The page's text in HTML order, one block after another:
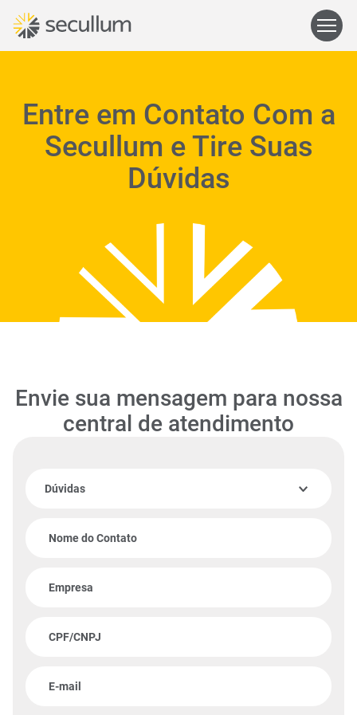
Entre em Contato Com a
Secullum e Tire Suas
Dúvidas
Envie sua mensagem para nossa
central de atendimento
Dúvidas
Nome do Contato
Empresa
CPF/CNPJ
E-mail